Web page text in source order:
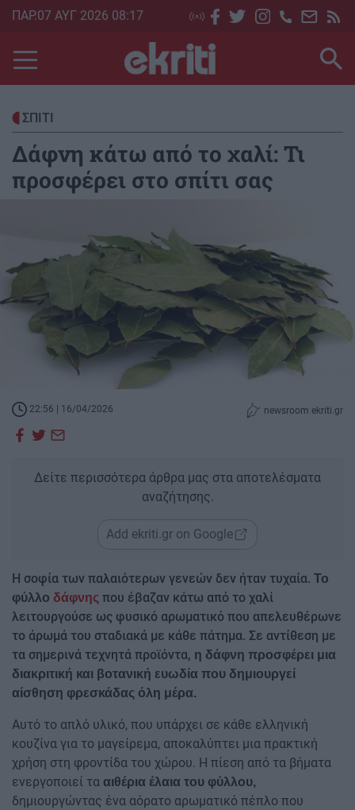
Skip
main
content
ΠΑΡ.07 ΑΥΓ 2026 08:17
ΣΠΙΤΙ
Δάφνη κάτω από το χαλί: Τι
προσφέρει στο σπίτι σας
22:56 | 16/04/2026 newsroom ekriti.gr
Δείτε περισσότερα άρθρα μας στα αποτελέσματα
αναζήτησης.
Add ekriti.gr on Google
Η σοφία των παλαιότερων γενεών δεν ήταν τυχαία. Το
φύλλο δάφνης που έβαζαν κάτω από το χαλί
λειτουργούσε ως φυσικό αρωματικό που απελευθέρωνε
το άρωμά του σταδιακά με κάθε πάτημα. Σε αντίθεση με
τα σημερινά τεχνητά προϊόντα, η δάφνη προσφέρει μια
διακριτική και βοτανική ευωδία που δημιουργεί
αίσθηση φρεσκάδας όλη μέρα.
Αυτό το απλό υλικό, που υπάρχει σε κάθε ελληνική
κουζίνα για το μαγείρεμα, αποκαλύπτει μια πρακτική
χρήση στη φροντίδα του χώρου. Η πίεση από τα βήματα
ενεργοποιεί τα αιθέρια έλαια του φύλλου,
δημιουργώντας ένα αόρατο αρωματικό πέπλο που